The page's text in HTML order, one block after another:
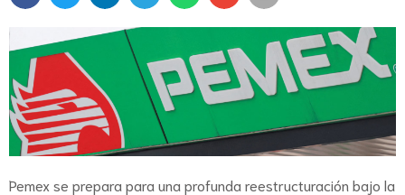
Pemex se prepara para una profunda reestructuración bajo la